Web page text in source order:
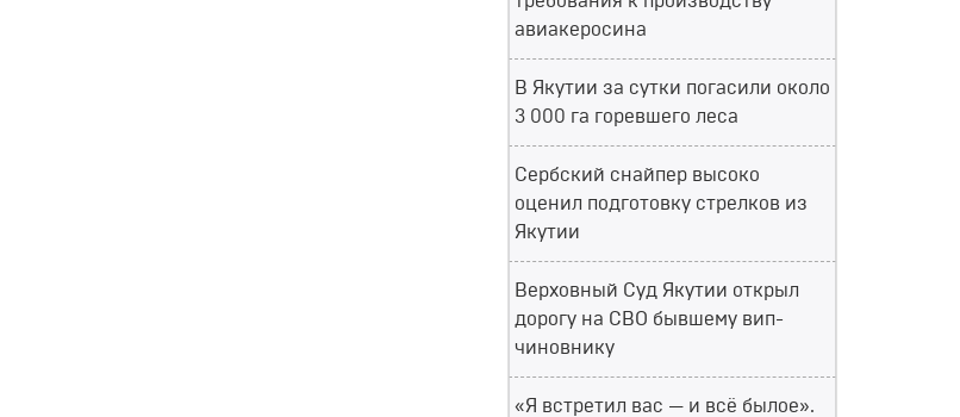
авиакеросина
В Якутии за сутки погасили около
3 000 га горевшего леса
Сербский снайпер высоко
оценил подготовку стрелков из
Якутии
Верховный Суд Якутии открыл
дорогу на СВО бывшему вип-
чиновнику
«Я встретил вас — и всё былое».